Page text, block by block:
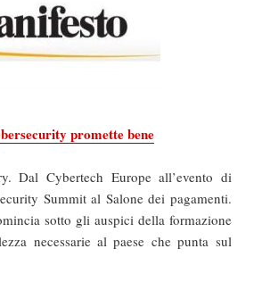
promette bene
Dal Cybertech Europe all’evento di
Summit al Salone dei pagamenti.
sotto gli auspici della formazione
necessarie al paese che punta sul